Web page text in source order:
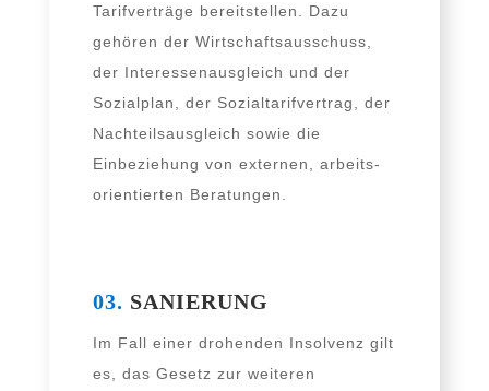
Tarifverträge bereit­stel­len. Dazu
gehö­ren der Wirtschaftsausschuss,
der Interessenausgleich und der
Sozialplan, der Sozialtarifvertrag, der
Nachteilsausgleich sowie die
Einbeziehung von exter­nen, arbeits­
ori­en­tier­ten Beratungen.
03. SANIERUNG
Im Fall einer dro­hen­den Insolvenz gilt
es, das Gesetz zur wei­te­ren